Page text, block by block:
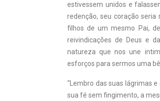
estivessem unidos e
redenção, seu coração seria
filhos de um mesmo Pai,
reivindicações de Deus e
natureza que nos une
esforços para sermos uma
“Lembro das suas lágrimas
sua fé sem fingimento, a